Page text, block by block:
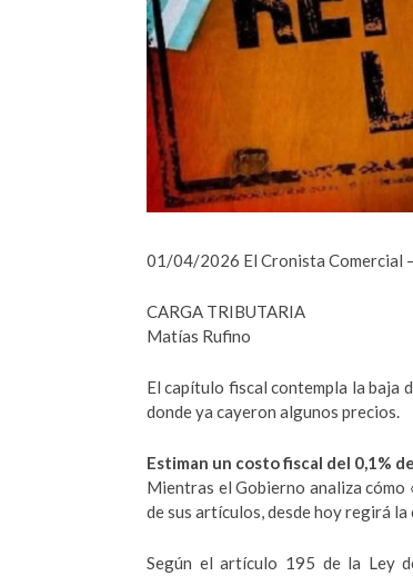
01/04/2026 El Cronista Comercial
CARGA TRIBUTARIA
Matías Rufino
El capítulo fiscal contempla la baja
donde ya cayeron algunos precios.
Estiman un costo fiscal del 0,1%
Mientras el Gobierno analiza
de sus artículos, desde hoy regirá
Según el artículo 195 de la Ley